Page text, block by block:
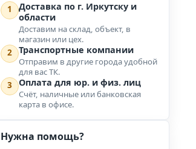
1
Доставка по г. Иркутску и
области
Доставим на склад, объект, в
магазин или цех.
2
Транспортные компании
Отправим в другие города удобной
для вас ТК.
3
Оплата для юр. и физ. лиц
Счёт, наличные или банковская
карта в офисе.
Нужна помощь?